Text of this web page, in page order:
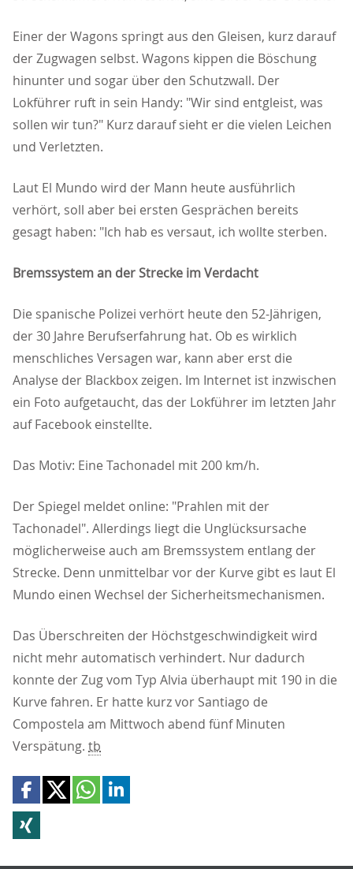
Einer der Wagons springt aus den Gleisen, kurz darauf
der Zugwagen selbst. Wagons kippen die Böschung
hinunter und sogar über den Schutzwall. Der
Lokführer ruft in sein Handy: "Wir sind entgleist, was
sollen wir tun?" Kurz darauf sieht er die vielen Leichen
und Verletzten.
Laut El Mundo wird der Mann heute ausführlich
verhört, soll aber bei ersten Gesprächen bereits
gesagt haben: "Ich hab es versaut, ich wollte sterben.
Bremssystem an der Strecke im Verdacht
Die spanische Polizei verhört heute den 52-Jährigen,
der 30 Jahre Berufserfahrung hat. Ob es wirklich
menschliches Versagen war, kann aber erst die
Analyse der Blackbox zeigen. Im Internet ist inzwischen
ein Foto aufgetaucht, das der Lokführer im letzten Jahr
auf Facebook einstellte.
Das Motiv: Eine Tachonadel mit 200 km/h.
Der Spiegel meldet online: "Prahlen mit der
Tachonadel". Allerdings liegt die Unglücksursache
möglicherweise auch am Bremssystem entlang der
Strecke. Denn unmittelbar vor der Kurve gibt es laut El
Mundo einen Wechsel der Sicherheitsmechanismen.
Das Überschreiten der Höchstgeschwindigkeit wird
nicht mehr automatisch verhindert. Nur dadurch
konnte der Zug vom Typ Alvia überhaupt mit 190 in die
Kurve fahren. Er hatte kurz vor Santiago de
Compostela am Mittwoch abend fünf Minuten
Verspätung. tb